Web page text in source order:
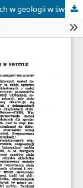
Problemy zastosowań metod matematycznych w geologii w świetle prac Sympozjum Górniczego w Przybramie